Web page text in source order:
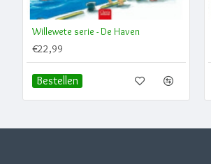
Willewete serie - De Haven
€22,99
Bestellen